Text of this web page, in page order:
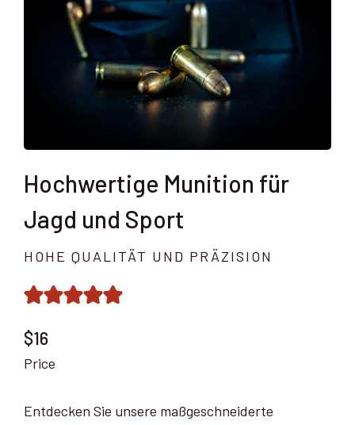
Hochwertige Munition für
Jagd und Sport
HOHE QUALITÄT UND PRÄZISION
$16
Price
Entdecken Sie unsere maßgeschneiderte